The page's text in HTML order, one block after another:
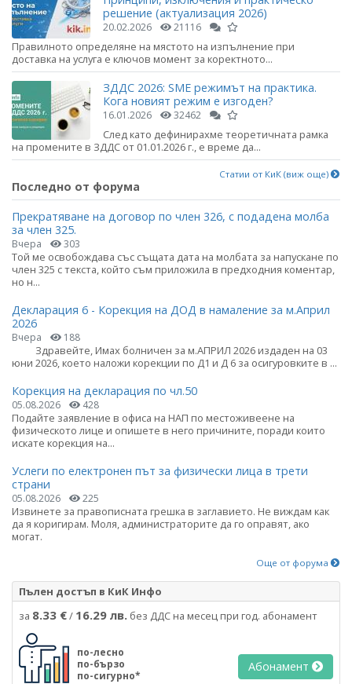
решение (актуализация 2026)
20.02.2026 21116
Правилното определяне на мястото на изпълнение при
доставка на услуга е ключов момент за коректното...
ЗДДС 2026: SME режимът на практика.
Кога новият режим е изгоден?
16.01.2026 32462
След като дефинирахме теоретичната рамка
на промените в ЗДДС от 01.01.2026 г., е време да...
Статии от КиК (виж още)
Последно от форума
Прекратяване на договор по член 326, с подадена молба
за член 325.
Вчера 303
Той ме освобождава със същата дата на молбата за напускане по
член 325 с текста, който съм приложила в предходния коментар,
но н...
Декларация 6 - Корекция на ДОД в намаление за м.Април
2026
Вчера 188
Здравейте, Имах болничен за м.АПРИЛ 2026 издаден на 03
юни 2026, което наложи корекции по Д1 и Д 6 за осигуровките в ...
Корекция на декларация по чл.50
05.08.2026 428
Подайте заявление в офиса на НАП по местоживеене на
физическото лице и опишете в него причините, поради които
искате корекция на...
Услеги по електронен път за физически лица в трети
страни
05.08.2026 225
Извинете за правописната грешка в заглавието. Не виждам как
да я коригирам. Моля, администраторите да го оправят, ако
могат.
Още от форума
Пълен достъп в КиК Инфо
за 8.33 €/ 16.29 лв. без ДДС на месец при год. абонамент
по-лесно
по-бързо
по-сигурно*
Абонамент